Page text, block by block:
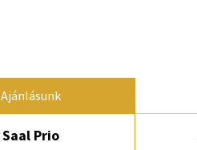
Ajánlásunk
Saal Prio